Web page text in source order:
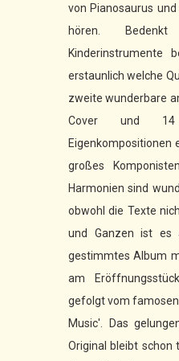
von Pianosaurus
hören.
Kinderinstrumente
erstaunlich welche
zweite wunderbare
Cover und 14
Eigenkompositionen
großes
Harmonien sind
obwohl die Texte
und Ganzen ist es
gestimmtes Album
am
gefolgt vom
Music'. Das
Original bleibt schon